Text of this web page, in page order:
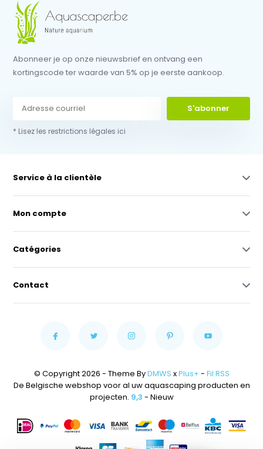
Abonneer je op onze nieuwsbrief en ontvang een
kortingscode ter waarde van 5% op je eerste aankoop.
S'abonner
* Lisez les restrictions légales ici
Service à la clientèle
Mon compte
Catégories
Contact
© Copyright 2026 - Theme ByDMWS xPlus+ - Fil RSS
De Belgische webshop voor al uw aquascaping producten en
projecten. 9,3 - Nieuw